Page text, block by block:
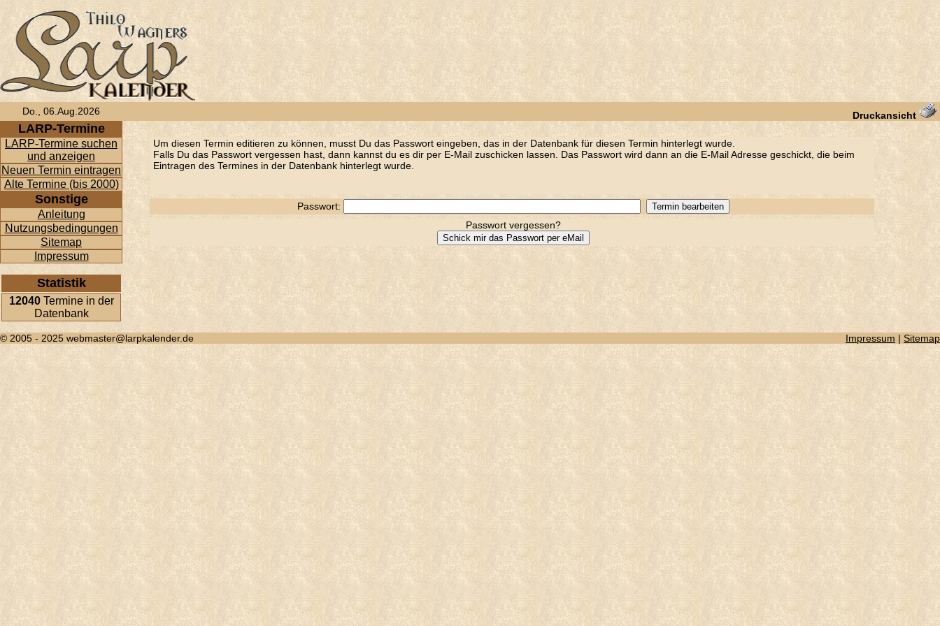
Do., 06.Aug.2026 Druckansicht
LARP-Termine
LARP-Termine suchen
und anzeigen
Neuen Termin eintragen
Alte Termine (bis 2000)
Sonstige
Anleitung
Nutzungsbedingungen
Sitemap
Impressum
Statistik
12040Termine in der
Datenbank
Um diesen Termin editieren zu können, musst Du das Passwort eingeben, das in der Datenbank für diesen Termin hinterlegt wurde.
Falls Du das Passwort vergessen hast, dann kannst du es dir per E-Mail zuschicken lassen. Das Passwort wird dann an die E-Mail Adresse geschickt, die beim
Eintragen des Termines in der Datenbank hinterlegt wurde.
Passwort:
Passwort vergessen?
© 2005 - 2025 webmaster@larpkalender.de Impressum | Sitemap